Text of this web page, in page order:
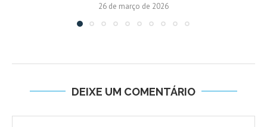
26 de março de 2026
DEIXE UM COMENTÁRIO